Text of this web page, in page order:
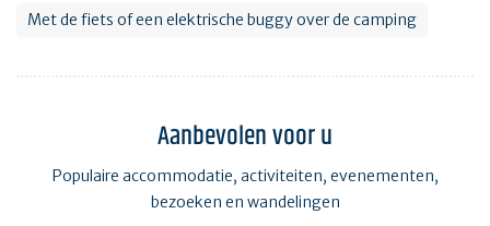
Met de fiets of een elektrische buggy over de camping
Aanbevolen voor u
Populaire accommodatie, activiteiten, evenementen,
bezoeken en wandelingen